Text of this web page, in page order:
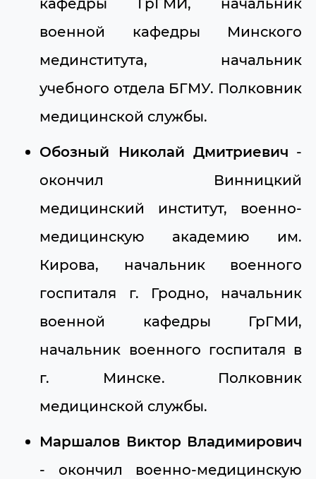
военной кафедры Минского
мединститута, начальник
учебного отдела БГМУ. Полковник
медицинской службы.
Обозный Николай Дмитриевич -
окончил Винницкий
медицинский институт, военно-
медицинскую академию им.
Кирова, начальник военного
госпиталя г. Гродно, начальник
военной кафедры ГрГМИ,
начальник военного госпиталя в
г. Минске. Полковник
медицинской службы.
Маршалов Виктор Владимирович
- окончил военно-медицинскую